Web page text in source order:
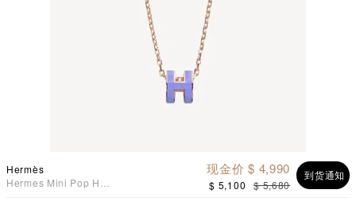
Hermès
Hermes Mini Pop H
到货通知
现金价 $ 4,990
$ 5,100 $ 5,680